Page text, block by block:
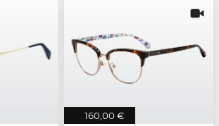
160,00 €